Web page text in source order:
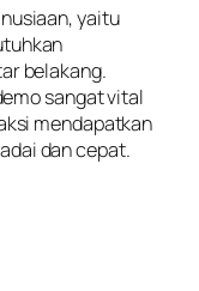
yaitu
belakang.
sangat vital
mendapatkan
dan cepat.